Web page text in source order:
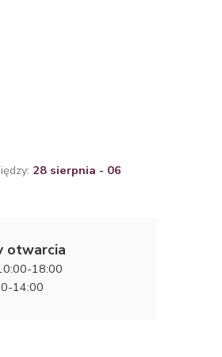
28 sierpnia - 06
otwarcia
18:00
14:00